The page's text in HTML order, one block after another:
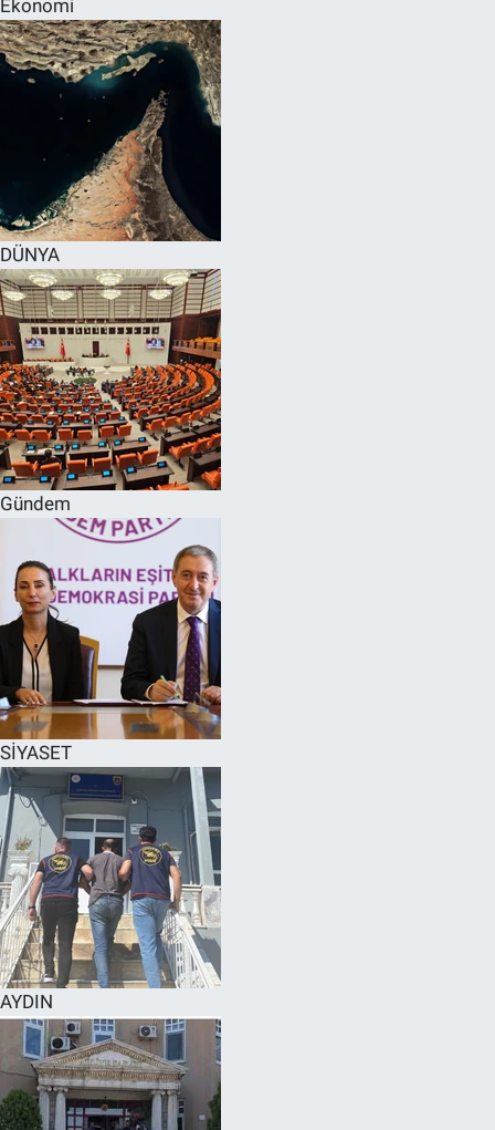
Ekonomi
DÜNYA
Gündem
SİYASET
AYDIN
SPOR
RESMİ İLANLAR